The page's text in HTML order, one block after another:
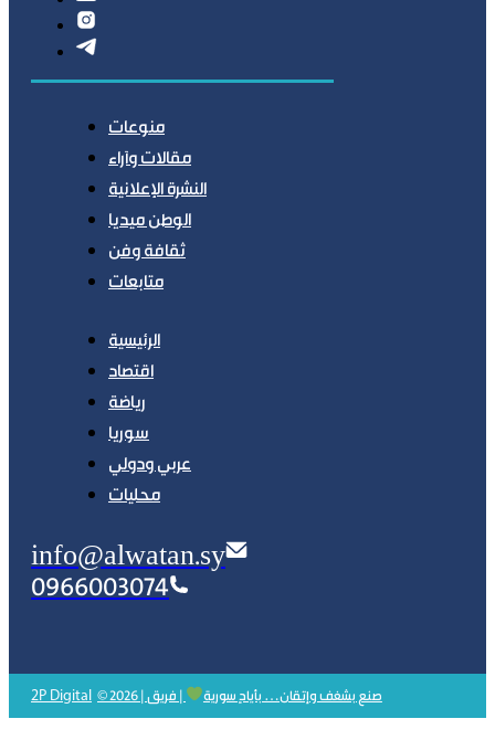
منوعات
مقالات وآراء
النشرة الإعلانية
الوطن ميديا
ثقافة وفن
متابعات
الرئيسية
اقتصاد
رياضة
سوريا
عربي ودولي
محليات
info@alwatan.sy
0966003074
2P Digital © 2026 | صنع بشغف وإتقان… بأيادٍ سورية | فريق